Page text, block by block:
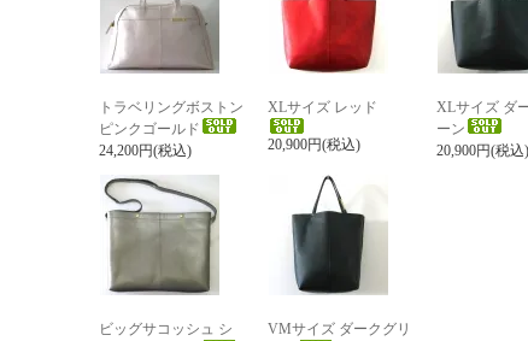
トラベリングボストン
ピンクゴールド
24,200円(税込)
XLサイズ レッド
20,900円(税込)
XLサイズ ダ
ーン
20,900円(税込)
ビッグサコッシュ シ
VMサイズ ダークグリ